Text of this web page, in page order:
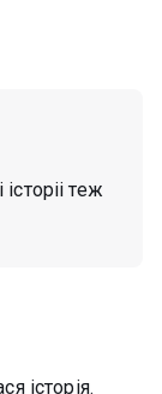
теж
історія.